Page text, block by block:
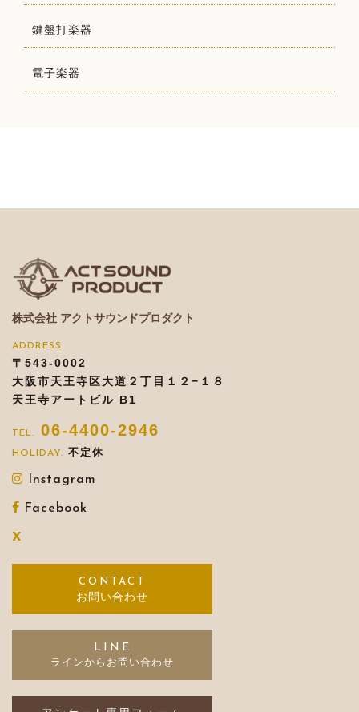
鍵盤打楽器
電子楽器
株式会社 アクトサウンドプロダクト
〒543-0002
大阪市天王寺区大道２丁目１２−１８
天王寺アートビル B1
06-4400-2946
不定休
Instagram
Facebook
X
お問い合わせ
LINE